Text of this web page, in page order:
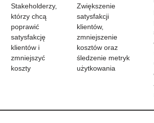
Stakeholderzy,
którzy chcą
poprawić
satysfakcję
klientów i
zmniejszyć
koszty
Zwiększenie
satysfakcji
klientów,
zmniejszenie
kosztów oraz
śledzenie metryk
użytkowania